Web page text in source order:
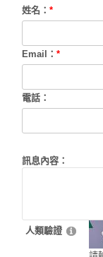
姓名：*
Email：*
電話：
訊息內容：
人類驗證